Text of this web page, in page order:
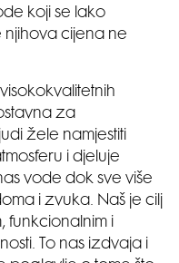
koji se lako
njihova cijena ne
za
žele namjestiti
i djeluje
vode dok sve više
i zvuka. Naš je cilj
funkcionalnim i
To nas izdvaja i